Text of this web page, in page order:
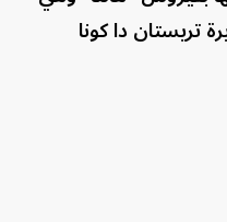
تريستان دا كونا